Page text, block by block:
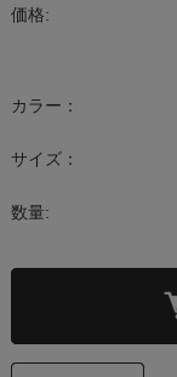
価格:
カラー：
サイズ：
数量: